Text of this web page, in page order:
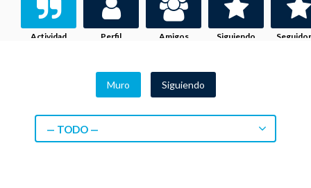
Actividad Perfil Amigos Siguiendo
Muro Siguiendo
— TODO —